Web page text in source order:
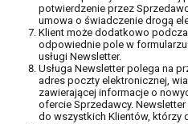
potwierdzenie przez
umowa o świadczenie drogą
Klient może dodatkowo
odpowiednie pole w
usługi Newsletter.
Usługa Newsletter polega na
adres poczty elektronicznej,
zawierającej informacje o
ofercie Sprzedawcy.
do wszystkich Klientów, którzy